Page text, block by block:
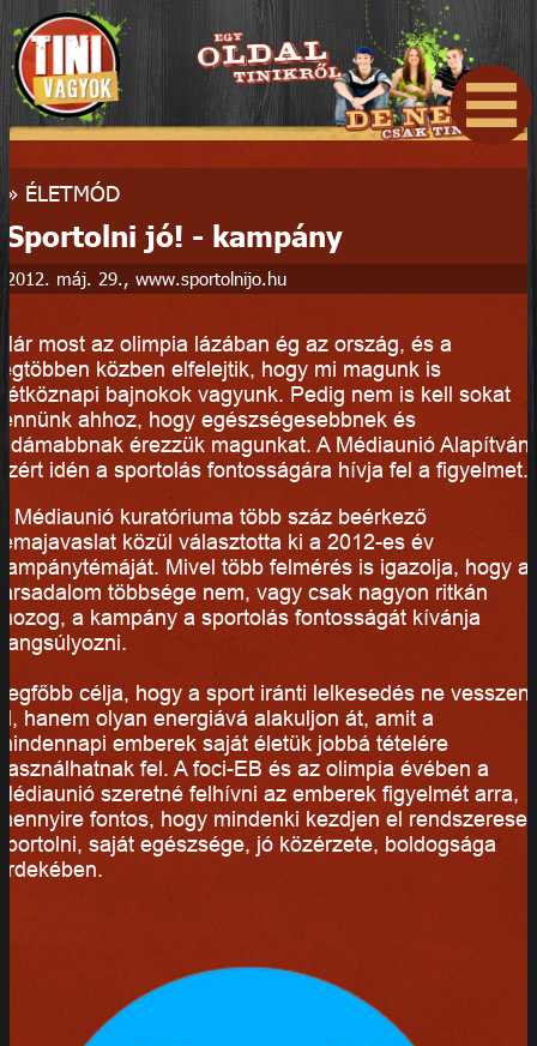
» ÉLETMÓD
Sportolni jó! - kampány
2012. máj. 29., www.sportolnijo.hu
most az olimpia lázában ég az ország, és a
közben elfelejtik, hogy mi magunk is
bajnokok vagyunk. Pedig nem is kell sokat
ahhoz, hogy egészségesebbnek és
érezzük magunkat. A Médiaunió
idén a sportolás fontosságára hívja fel a figyelmet.
Médiaunió kuratóriuma több száz beérkező
közül választotta ki a 2012-es év
Mivel több felmérés is igazolja, hogy a
többsége nem, vagy csak nagyon ritkán
a kampány a sportolás fontosságát kívánja
célja, hogy a sport iránti lelkesedés ne vesszen
hanem olyan energiává alakuljon át, amit a
emberek saját életük jobbá tételére
fel. A foci-EB és az olimpia évében a
szeretné felhívni az emberek figyelmét arra,
fontos, hogy mindenki kezdjen el
saját egészsége, jó közérzete, boldogsága